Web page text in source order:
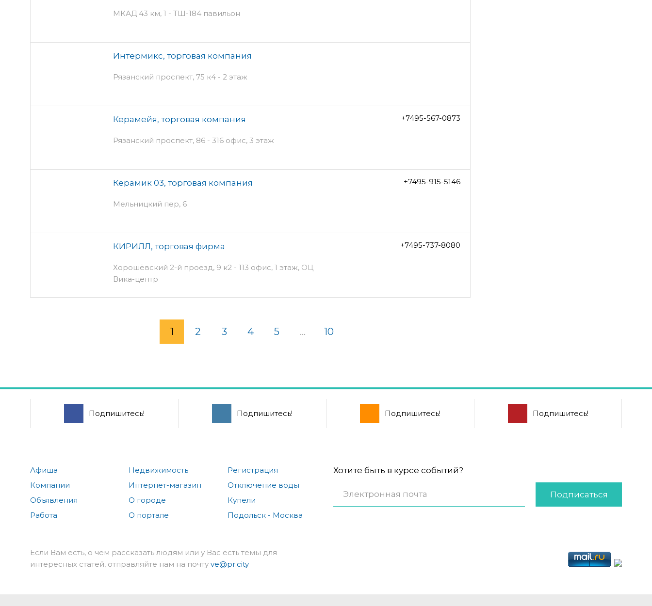
МКАД 43 км, 1 - ТШ-184 павильон
Интермикс, торговая компания
Рязанский проспект, 75 к4 - 2 этаж
Керамейя, торговая компания
Рязанский проспект, 86 - 316 офис, 3 этаж
+7495-567-0873
Керамик 03, торговая компания
Мельницкий пер, 6
+7495-915-5146
КИРИЛЛ, торговая фирма
Хорошёвский 2-й проезд, 9 к2 - 113 офис, 1 этаж, ОЦ
Вика-центр
+7495-737-8080
1 2 3 4 5 ... 10
Подпишитесь! Подпишитесь! Подпишитесь! Подпишитесь!
Афиша
Компании
Объявления
Работа
Недвижимость
Интернет-магазин
О городе
О портале
Регистрация
Отключение воды
Купели
Подольск - Москва
Хотите быть в курсе событий?
Подписаться
Если Вам есть, о чем рассказать людям или у Вас есть темы для
интересных статей, отправляйте нам на почту ve@pr.city